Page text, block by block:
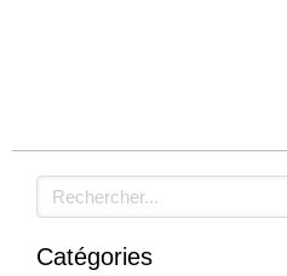
Rechercher
Catégories